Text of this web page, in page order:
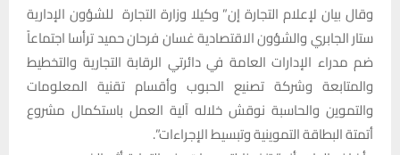
وقال بيان لإعلام التجارة إن” وكيلا وزارة التجارة للشؤون الإدارية
ستار الجابري والشؤون الاقتصادية غسان فرحان حميد ترأسا اجتماعاً
ضم مدراء الإدارات العامة في دائرتي الرقابة التجارية والتخطيط
والمتابعة وشركة تصنيع الحبوب وأقسام تقنية المعلومات
والتموين والحاسبة نوقش خلاله آلية العمل باستكمال مشروع
أتمتة البطاقة التموينية وتبسيط الإجراءات”.